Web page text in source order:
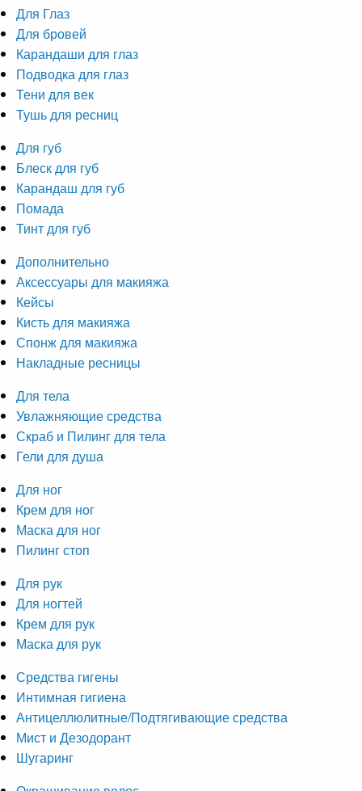
Для Глаз
Для бровей
Карандаши для глаз
Подводка для глаз
Тени для век
Тушь для ресниц
Для губ
Блеск для губ
Карандаш для губ
Помада
Тинт для губ
Дополнительно
Аксессуары для макияжа
Кейсы
Кисть для макияжа
Спонж для макияжа
Накладные ресницы
Для тела
Увлажняющие средства
Скраб и Пилинг для тела
Гели для душа
Для ног
Крем для ног
Маска для ног
Пилинг стоп
Для рук
Для ногтей
Крем для рук
Маска для рук
Средства гигены
Интимная гигиена
Антицеллюлитные/Подтягивающие средства
Мист и Дезодорант
Шугаринг